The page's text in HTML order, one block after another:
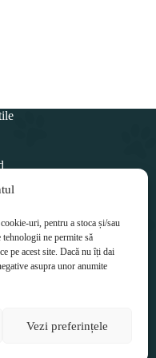
uri, pentru a stoca și/sau
ne permite să
pe acest site. Dacă nu îți dai
asupra unor anumite
Vezi preferințele